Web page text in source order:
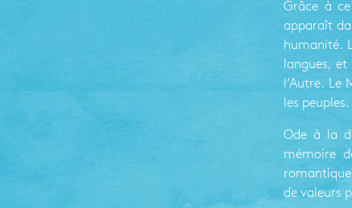
Grâce à
apparaît
humanité.
langues,
l’Autre.
les peuples.
Ode à la
mémoire
romantique
de valeurs